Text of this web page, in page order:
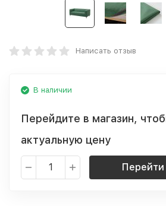
Написать отзыв
В наличии
Перейдите в магазин,
актуальную цену
Перейти